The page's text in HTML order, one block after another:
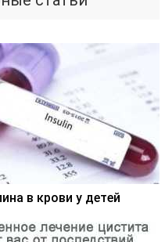
в крови у детей